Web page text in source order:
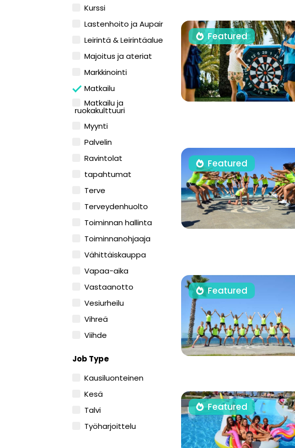
Kurssi
Lastenhoito ja Aupair
Leirintä & Leirintäalue
Majoitus ja ateriat
Markkinointi
Matkailu
Matkailu ja
ruokakulttuuri
Myynti
Palvelin
Ravintolat
tapahtumat
Terve
Terveydenhuolto
Toiminnan hallinta
Toiminnanohjaaja
Vähittäiskauppa
Vapaa-aika
Vastaanotto
Vesiurheilu
Vihreä
Viihde
Job Type
Kausiluonteinen
Kesä
Talvi
Työharjoittelu
Featured
Featured
Featured
Featured